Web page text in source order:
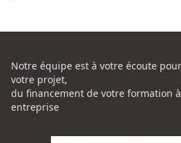
Notre équipe est à votre écoute
votre projet,
du financement de votre formation
entreprise